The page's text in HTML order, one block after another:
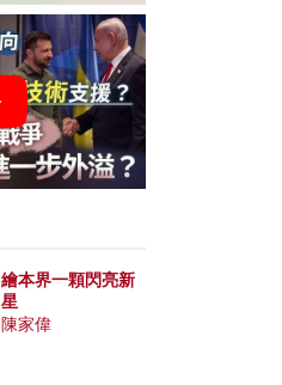
繪本界一顆閃亮新
星
陳家偉